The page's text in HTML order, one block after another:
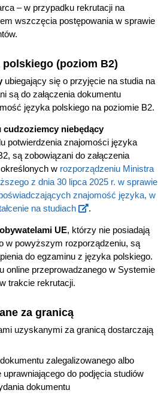
– w przypadku rekrutacji na
wszczęcia postępowania w sprawie
(poziom B2)
ubiegający się o przyjęcie na studia na
są do załączenia dokumentu
języka polskiego na poziomie B2.
cudzoziemcy niebędący
potwierdzenia znajomości języka
są zobowiązani do załączenia
w rozporządzeniu Ministra
z dnia 30 lipca 2025 r. w sprawie
znajomość języka, w
na studiach
.
UE, którzy nie posiadają
w powyższym rozporządzeniu, są
do egzaminu z języka polskiego.
online przeprowadzanego w Systemie
trakcie rekrutacji.
za granicą
uzyskanymi za granicą dostarczają
zalegalizowanego albo
uprawniającego do podjęcia studiów
dokumentu